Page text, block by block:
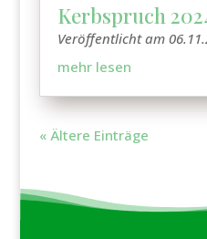
Kerbspruch
Veröffentlicht am
mehr lesen
« Ältere Einträge